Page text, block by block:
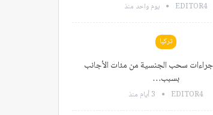
EDITOR4 يوم واحد منذ
تركيا
سحب الجنسية من مئات الأجانب
بسبب…
EDITOR4 3 أيام منذ